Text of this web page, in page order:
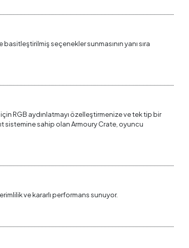
seçenekler sunmasının yanı sıra
RGB aydınlatmayı özelleştirmenize ve tek tip bir
sistemine sahip olan Armoury Crate, oyuncu
ve kararlı performans sunuyor.